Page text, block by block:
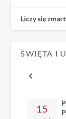
Liczy się
ŚWIĘTA I
15